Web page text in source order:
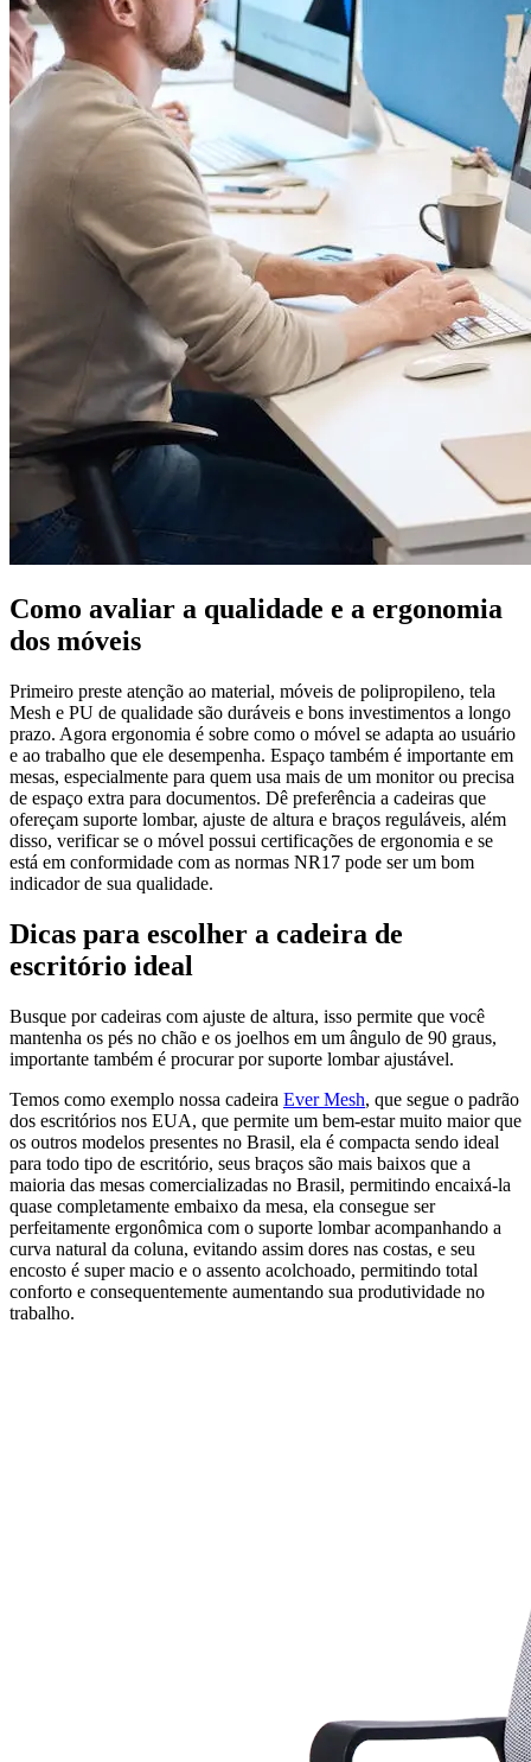
Como avaliar a qualidade e a ergonomia
dos móveis
Primeiro preste atenção ao material, móveis de polipropileno, tela
Mesh e PU de qualidade são duráveis e bons investimentos a longo
prazo. Agora ergonomia é sobre como o móvel se adapta ao usuário
e ao trabalho que ele desempenha. Espaço também é importante em
mesas, especialmente para quem usa mais de um monitor ou precisa
de espaço extra para documentos. Dê preferência a cadeiras que
ofereçam suporte lombar, ajuste de altura e braços reguláveis, além
disso, verificar se o móvel possui certificações de ergonomia e se
está em conformidade com as normas NR17 pode ser um bom
indicador de sua qualidade.
Dicas para escolher a cadeira de
escritório ideal
Busque por cadeiras com ajuste de altura, isso permite que você
mantenha os pés no chão e os joelhos em um ângulo de 90 graus,
importante também é procurar por suporte lombar ajustável.
Temos como exemplo nossa cadeira Ever Mesh, que segue o padrão
dos escritórios nos EUA, que permite um bem-estar muito maior que
os outros modelos presentes no Brasil, ela é compacta sendo ideal
para todo tipo de escritório, seus braços são mais baixos que a
maioria das mesas comercializadas no Brasil, permitindo encaixá-la
quase completamente embaixo da mesa, ela consegue ser
perfeitamente ergonômica com o suporte lombar acompanhando a
curva natural da coluna, evitando assim dores nas costas, e seu
encosto é super macio e o assento acolchoado, permitindo total
conforto e consequentemente aumentando sua produtividade no
trabalho.